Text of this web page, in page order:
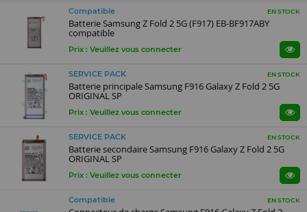
Compatible EN STOCK
Batterie Samsung Z Fold 2 5G (F917) EB-BF917ABY
compatible
Prix : Veuillez vous connecter
SERVICE PACK EN STOCK
Batterie principale Samsung F916 Galaxy Z Fold 2 5G
ORIGINAL SP
Prix : Veuillez vous connecter
SERVICE PACK EN STOCK
Batterie secondaire Samsung F916 Galaxy Z Fold 2 5G
ORIGINAL SP
Prix : Veuillez vous connecter
Compatible EN STOCK